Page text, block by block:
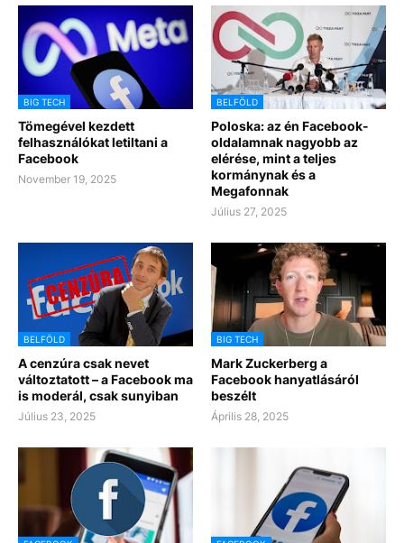
BIG TECH
Tömegével kezdett
felhasználókat letiltani a
Facebook
November 19, 2025
BELFÖLD
Poloska: az én Facebook-
oldalamnak nagyobb az
elérése, mint a teljes
kormánynak és a
Megafonnak
Július 27, 2025
BELFÖLD
A cenzúra csak nevet
változtatott – a Facebook ma
is moderál, csak sunyiban
Július 23, 2025
BIG TECH
Mark Zuckerberg a
Facebook hanyatlásáról
beszélt
Április 28, 2025